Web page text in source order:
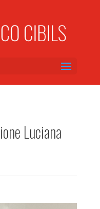
Luciana